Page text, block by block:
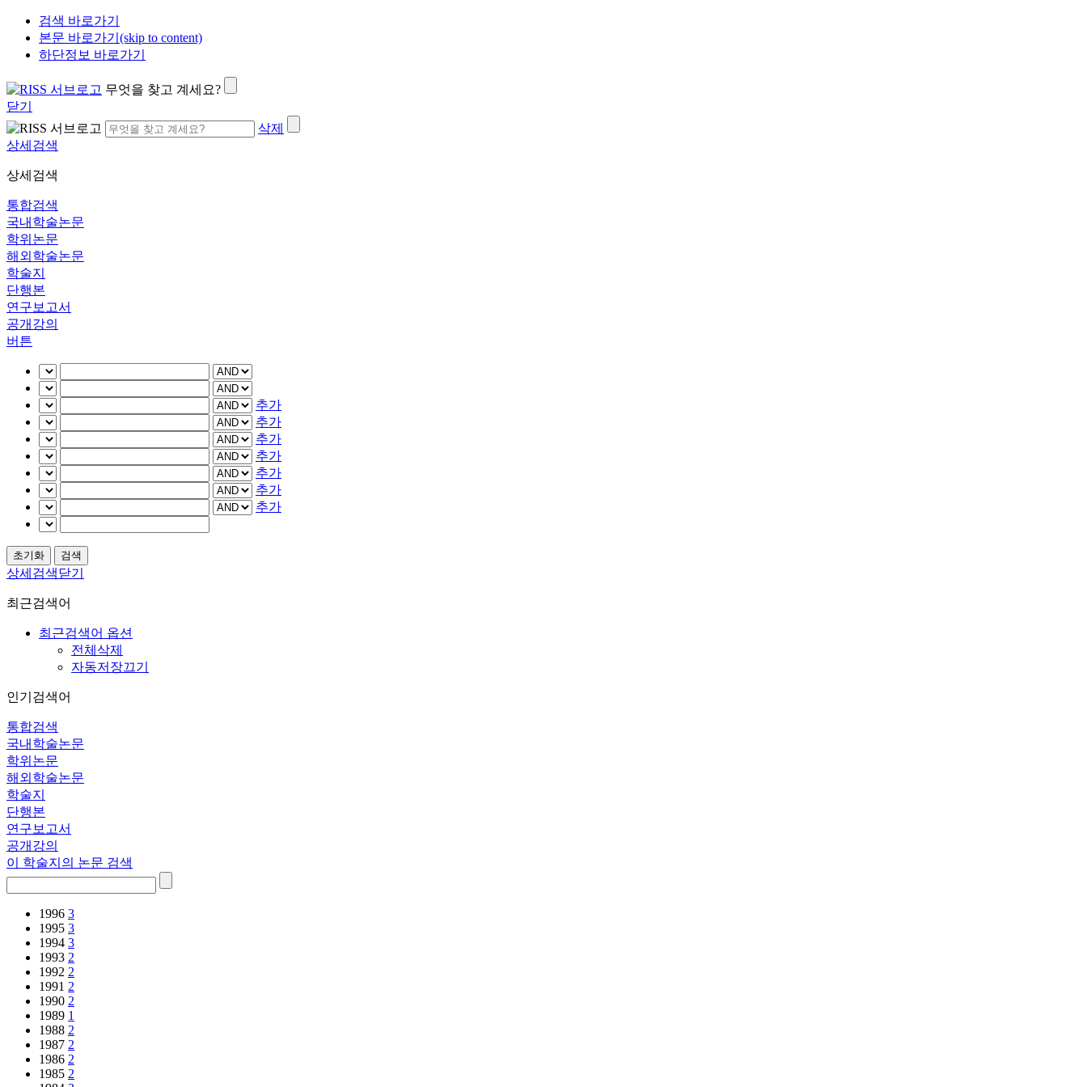
검색 바로가기
본문 바로가기(skip to content)
하단정보 바로가기
무엇을 찾고 계세요?
닫기
삭제
상세검색
상세검색
통합검색
국내학술논문
학위논문
해외학술논문
학술지
단행본
연구보고서
공개강의
버튼
추가
추가
추가
추가
추가
추가
추가
상세검색닫기
최근검색어
최근검색어 옵션
전체삭제
자동저장끄기
인기검색어
통합검색
국내학술논문
학위논문
해외학술논문
학술지
단행본
연구보고서
공개강의
이 학술지의 논문 검색
1996 3
1995 3
1994 3
1993 2
1992 2
1991 2
1990 2
1989 1
1988 2
1987 2
1986 2
1985 2